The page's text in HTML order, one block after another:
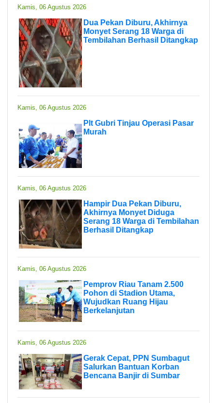
Kamis, 06 Agustus 2026
Dua Pekan Diburu, Akhirnya
Monyet Serang 18 Warga di
Tembilahan Berhasil Ditangkap
Kamis, 06 Agustus 2026
Plt Gubri Tinjau Operasi Pasar
Murah
Kamis, 06 Agustus 2026
Hampir Dua Pekan Diburu,
Akhirnya Monyet Diduga
Serang 18 Warga di Tembilahan
Berhasil Ditangkap
Kamis, 06 Agustus 2026
Pemprov Riau Tanam 2.500
Pohon di Stadion Utama,
Wujudkan Ruang Hijau
Berkelanjutan
Kamis, 06 Agustus 2026
Gerak Cepat, PPN Sumbagut
Salurkan Bantuan Korban
Bencana Banjir di Sumbar